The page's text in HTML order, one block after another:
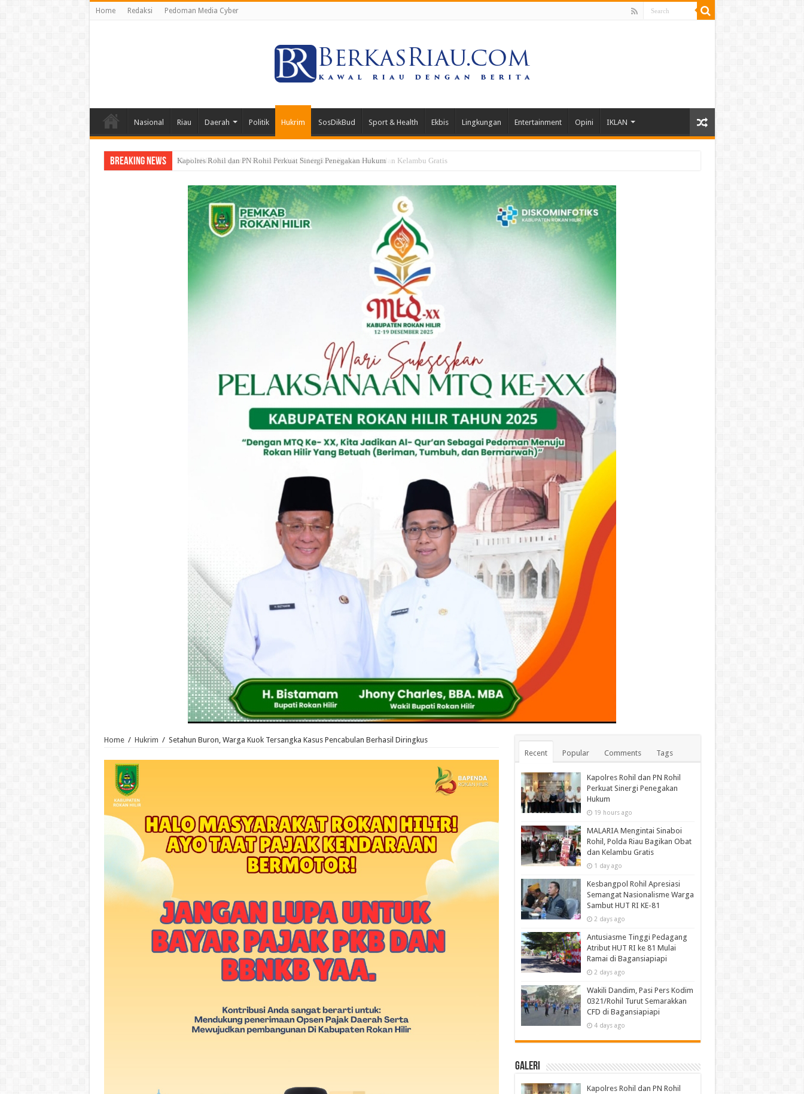
Home Redaksi Pedoman Media Cyber
Nasional Riau Daerah Politik Hukrim SosDikBud Sport & Health Ekbis Lingkungan Entertainment Opini IKLAN
Breaking News MALARIA Mengintai Sinaboi Rohil, Polda Riau Bagikan Obat dan Kelambu Gratis
Home / Hukrim / Setahun Buron, Warga Kuok Tersangka Kasus Pencabulan Berhasil Diringkus
Recent Popular Comments Tags
Kapolres Rohil dan PN Rohil
Perkuat Sinergi Penegakan
Hukum
19 hours ago
MALARIA Mengintai Sinaboi
Rohil, Polda Riau Bagikan Obat
dan Kelambu Gratis
1 day ago
Kesbangpol Rohil Apresiasi
Semangat Nasionalisme Warga
Sambut HUT RI KE-81
2 days ago
Antusiasme Tinggi Pedagang
Atribut HUT RI ke 81 Mulai
Ramai di Bagansiapiapi
2 days ago
Wakili Dandim, Pasi Pers Kodim
0321/Rohil Turut Semarakkan
CFD di Bagansiapiapi
4 days ago
Galeri
Kapolres Rohil dan PN Rohil